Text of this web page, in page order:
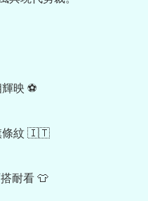
映 ⚽
條紋 🇮🇹
耐看 👕